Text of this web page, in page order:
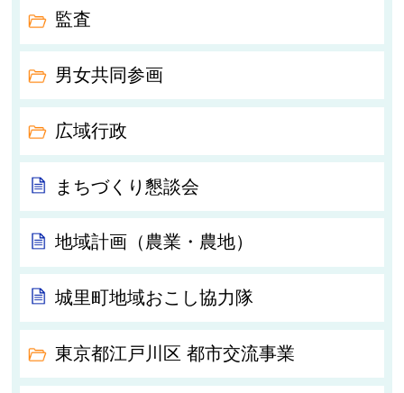
監査
男女共同参画
広域行政
まちづくり懇談会
地域計画（農業・農地）
城里町地域おこし協力隊
東京都江戸川区 都市交流事業